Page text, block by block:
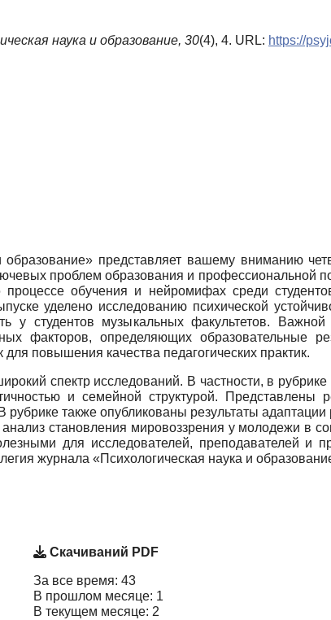
наука и образование, 30(4), 4. URL: https://
образование» представляет вашему вниманию
проблем образования и профессиональной
процессе обучения и нейромифах среди
уделено исследованию психической
у студентов музыкальных факультетов.
факторов, определяющих образовательные
повышения качества педагогических практик.
спектр исследований. В частности, в
и семейной структурой.
также опубликованы результаты
анализ становления мировоззрения у молодежи в
для исследователей, преподавателей и
журнала «Психологическая наука и
Скачиваний PDF
За все время: 43
В прошлом месяце: 1
В текущем месяце: 2